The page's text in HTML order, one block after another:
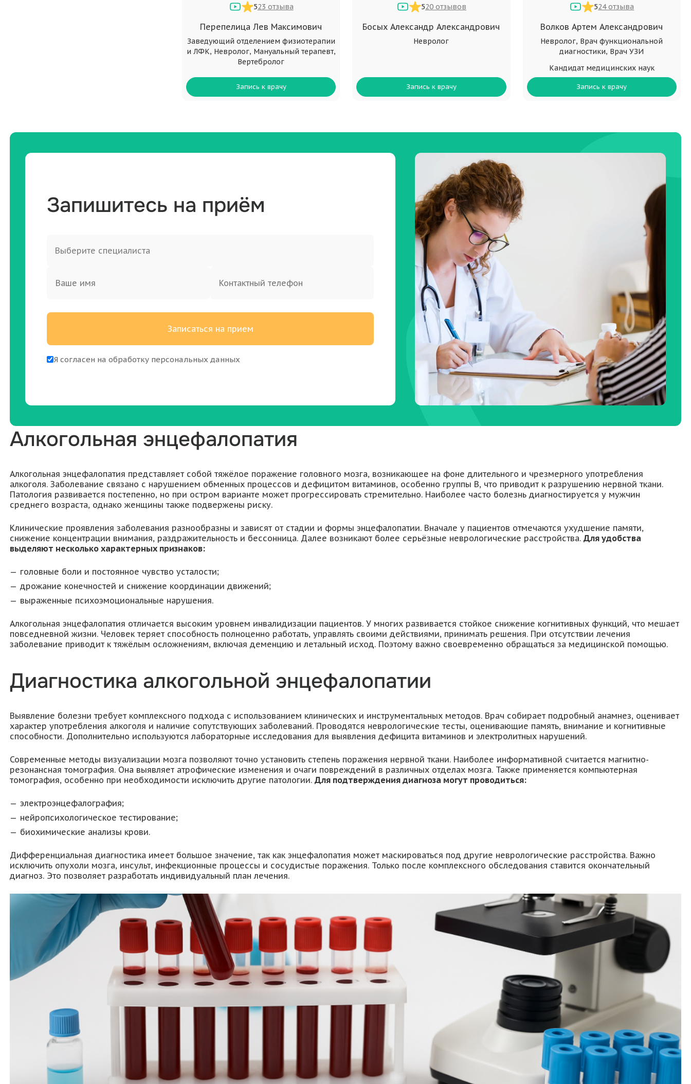
523 отзыва
Перепелица Лев Максимович
Заведующий отделением физиотерапии
и ЛФК, Невролог, Мануальный терапевт,
Вертебролог
Запись к врачу
520 отзывов
Босых Александр Александрович
Невролог
Запись к врачу
524 отзыва
Волков Артем Александрович
Невролог, Врач функциональной
диагностики, Врач УЗИ
Кандидат медицинских наук
Запись к врачу
Запишитесь на приём
Записаться на прием
Я согласен на обработку персональных данных
Алкогольная энцефалопатия
Алкогольная энцефалопатия представляет собой тяжёлое поражение головного мозга, возникающее на фоне длительного и чрезмерного употребления
алкоголя. Заболевание связано с нарушением обменных процессов и дефицитом витаминов, особенно группы B, что приводит к разрушению нервной ткани.
Патология развивается постепенно, но при остром варианте может прогрессировать стремительно. Наиболее часто болезнь диагностируется у мужчин
среднего возраста, однако женщины также подвержены риску.
Клинические проявления заболевания разнообразны и зависят от стадии и формы энцефалопатии. Вначале у пациентов отмечаются ухудшение памяти,
снижение концентрации внимания, раздражительность и бессонница. Далее возникают более серьёзные неврологические расстройства. Для удобства
выделяют несколько характерных признаков:
головные боли и постоянное чувство усталости;
дрожание конечностей и снижение координации движений;
выраженные психоэмоциональные нарушения.
Алкогольная энцефалопатия отличается высоким уровнем инвалидизации пациентов. У многих развивается стойкое снижение когнитивных функций, что мешает
повседневной жизни. Человек теряет способность полноценно работать, управлять своими действиями, принимать решения. При отсутствии лечения
заболевание приводит к тяжёлым осложнениям, включая деменцию и летальный исход. Поэтому важно своевременно обращаться за медицинской помощью.
Диагностика алкогольной энцефалопатии
Выявление болезни требует комплексного подхода с использованием клинических и инструментальных методов. Врач собирает подробный анамнез, оценивает
характер употребления алкоголя и наличие сопутствующих заболеваний. Проводятся неврологические тесты, оценивающие память, внимание и когнитивные
способности. Дополнительно используются лабораторные исследования для выявления дефицита витаминов и электролитных нарушений.
Современные методы визуализации мозга позволяют точно установить степень поражения нервной ткани. Наиболее информативной считается магнитно-
резонансная томография. Она выявляет атрофические изменения и очаги повреждений в различных отделах мозга. Также применяется компьютерная
томография, особенно при необходимости исключить другие патологии. Для подтверждения диагноза могут проводиться:
электроэнцефалография;
нейропсихологическое тестирование;
биохимические анализы крови.
Дифференциальная диагностика имеет большое значение, так как энцефалопатия может маскироваться под другие неврологические расстройства. Важно
исключить опухоли мозга, инсульт, инфекционные процессы и сосудистые поражения. Только после комплексного обследования ставится окончательный
диагноз. Это позволяет разработать индивидуальный план лечения.